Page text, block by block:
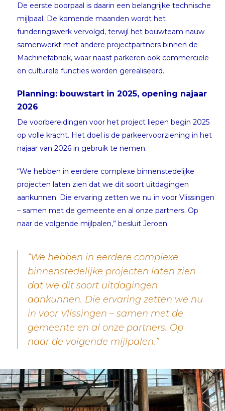
De eerste boorpaal is daarin een belangrijke technische
mijlpaal. De komende maanden wordt het
funderingswerk vervolgd, terwijl het bouwteam nauw
samenwerkt met andere projectpartners binnen de
Machinefabriek, waar naast parkeren ook commerciële
en culturele functies worden gerealiseerd.
Planning: bouwstart in 2025, opening najaar
2026
De voorbereidingen voor het project liepen begin 2025
op volle kracht. Het doel is de parkeervoorziening in het
najaar van 2026 in gebruik te nemen.
“We hebben in eerdere complexe binnenstedelijke
projecten laten zien dat we dit soort uitdagingen
aankunnen. Die ervaring zetten we nu in voor Vlissingen
– samen met de gemeente en al onze partners. Op
naar de volgende mijlpalen,” besluit Jeroen.
“We hebben in eerdere complexe
binnenstedelijke projecten laten zien
dat we dit soort uitdagingen
aankunnen. Die ervaring zetten we nu
in voor Vlissingen – samen met de
gemeente en al onze partners. Op
naar de volgende mijlpalen.”